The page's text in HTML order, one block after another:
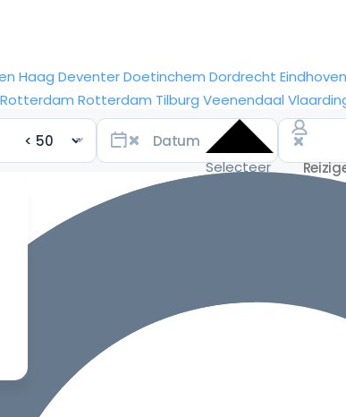
Haag DeventerDoetinchem Dordrecht Eindhoven
Rotterdam Rotterdam Tilburg Veenendaal
Selecteer